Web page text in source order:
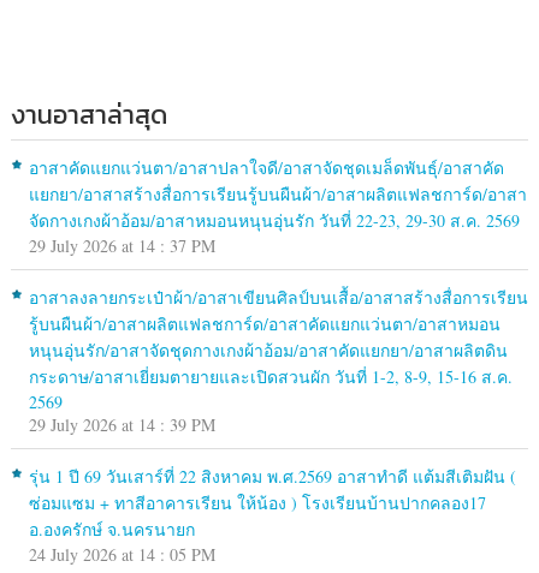
งานอาสาล่าสุด
อาสาคัดแยกแว่นตา/อาสาปลาใจดี/อาสาจัดชุดเมล็ดพันธุ์/อาสาคัด
แยกยา/อาสาสร้างสื่อการเรียนรู้บนผืนผ้า/อาสาผลิตแฟลชการ์ด/อาสา
จัดกางเกงผ้าอ้อม/อาสาหมอนหนุนอุ่นรัก วันที่ 22-23, 29-30 ส.ค. 2569
29 July 2026 at 14 : 37 PM
อาสาลงลายกระเป๋าผ้า/อาสาเขียนศิลป์บนเสื้อ/อาสาสร้างสื่อการเรียน
รู้บนผืนผ้า/อาสาผลิตแฟลชการ์ด/อาสาคัดแยกแว่นตา/อาสาหมอน
หนุนอุ่นรัก/อาสาจัดชุดกางเกงผ้าอ้อม/อาสาคัดแยกยา/อาสาผลิตดิน
กระดาษ/อาสาเยี่ยมตายายและเปิดสวนผัก วันที่ 1-2, 8-9, 15-16 ส.ค.
2569
29 July 2026 at 14 : 39 PM
รุ่น 1 ปี 69 วันเสาร์ที่ 22 สิงหาคม พ.ศ.2569 อาสาทำดี แต้มสีเติมฝัน (
ซ่อมแซม + ทาสีอาคารเรียน ให้น้อง ) โรงเรียนบ้านปากคลอง17
อ.องครักษ์ จ.นครนายก
24 July 2026 at 14 : 05 PM